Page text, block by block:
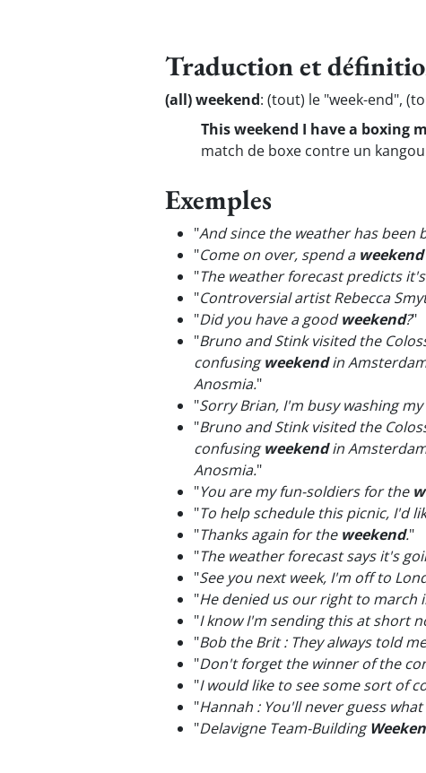
Traduction et
(all) weekend: (tout) le "week-end",
This weekend I have a boxing
match de boxe contre un
Exemples
"And since the weather has been
"Come on over, spend a weekend
"The weather forecast predicts
"Controversial artist Rebecca
"Did you have a goodweekend?"
"Bruno and Stink visited the
confusingweekendin
Anosmia."
"Sorry Brian, I'm busy washing
"Bruno and Stink visited the
confusingweekendin
Anosmia."
"You are my fun-soldiers for the
"To help schedule this picnic, I'd
"Thanks again for the weekend."
"The weather forecast says it's
"See you next week, I'm off to
"He denied us our right to march
"I know I'm sending this at short
"Bob the Brit : They always told
"Don't forget the winner of the
"I would like to see some sort of
"Hannah : You'll never guess
"Delavigne Team-Building